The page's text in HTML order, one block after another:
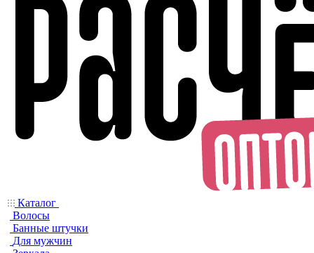
Каталог
Волосы
Банные штучки
Для мужчин